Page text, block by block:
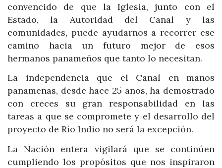
convencido de que la Iglesia, junto con el
Estado, la Autoridad del Canal y las
comunidades, puede ayudarnos a recorrer ese
camino hacia un futuro mejor de esos
hermanos panameños que tanto lo necesitan.
La independencia que el Canal en manos
panameñas, desde hace 25 años, ha demostrado
con creces su gran responsabilidad en las
tareas a que se compromete y el desarrollo del
proyecto de Río Indio no será la excepción.
La Nación entera vigilará que se continúen
cumpliendo los propósitos que nos inspiraron